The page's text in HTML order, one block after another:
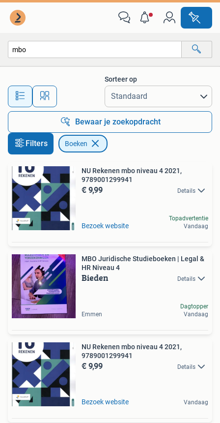
Alle afstanden…
Sorteer op
Bewaar je zoekopdracht
Filters Boeken
NU Rekenen mbo niveau 4 2021,
9789001299941
€ 9,99 Details
Bezoek website
Topadvertentie
Vandaag
MBO Juridische Studieboeken | Legal &
HR Niveau 4
Bieden Details
Emmen
Dagtopper
Vandaag
NU Rekenen mbo niveau 4 2021,
9789001299941
€ 9,99 Details
Bezoek website Vandaag